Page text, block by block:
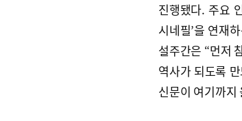
진행됐다. 주요
시네필’을 연재
설주간은 “먼저
역사가 되도록
신문이 여기까지